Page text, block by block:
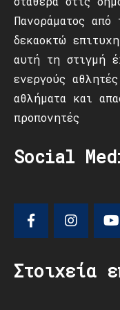
Πανοράματος
δεκαοκτώ
αυτή τη στιγμή
ενεργούς
αθλήματα και
προπονητές
Social
Στοιχεία